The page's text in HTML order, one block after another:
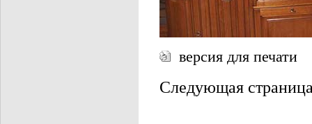
версия для печати
Следующая